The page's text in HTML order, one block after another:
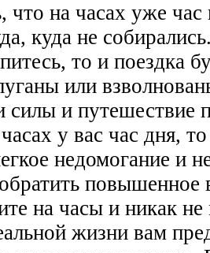
что на часах уже
куда не
то и поездка
или
силы и путешествие
у вас час дня,
недомогание и
повышенное
на часы и никак
жизни вам